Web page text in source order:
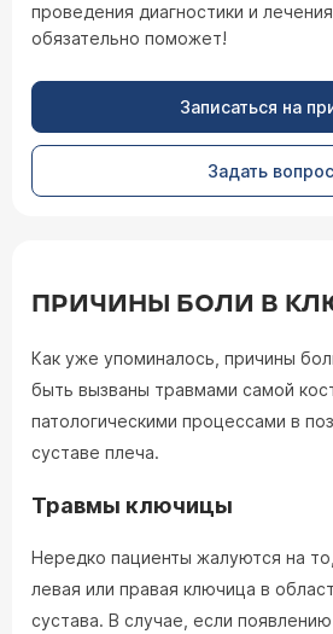
проведения диагностики и
обязательно поможет!
Записаться на
Задать вопрос
ПРИЧИНЫ БОЛИ В
Как уже упоминалось, причины
быть вызваны травмами самой
патологическими процессами в
суставе плеча.
Травмы ключицы
Нередко пациенты жалуются на
левая или правая ключица в
сустава. В случае, если